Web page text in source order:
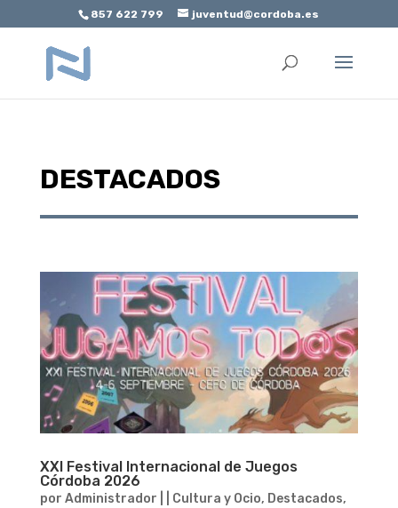
Abrir barra de herramientas
857 622 799 juventud@cordoba.es
DESTACADOS
XXI Festival Internacional de Juegos
Córdoba 2026
por Administrador Cultura y Ocio, Destacados,